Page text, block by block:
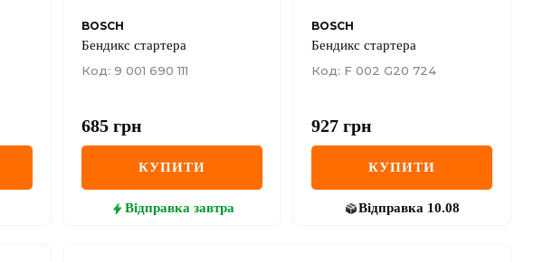
BOSCH
Бендикс стартера
Код: 9 001 690 111
685 грн
КУПИТИ
Відправка завтра
BOSCH
Бендикс стартера
Код: F 002 G20 724
927 грн
КУПИТИ
Відправка 10.08